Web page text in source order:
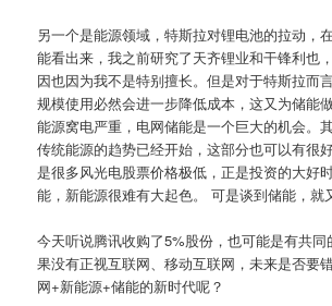
另一个是能源领域，特斯拉对锂电池的拉动，
能看出来，我之前研究了天齐锂业和干锋利也
因也因为我不是特别擅长。但是对于特斯拉而
规模使用必然会进一步降低成本，这又为储能
能源窝电严重，电网储能是一个巨大的机会。
传统能源的趋势已经开始，这部分也可以有很
是很多风光电股票价格极低，正是投资的大好
能，新能源很难有大起色。 可是谈到储能，就
今天听说腾讯收购了5%股份，也可能是有共同
果没有正视互联网、移动互联网，未来是否要
网+新能源+储能的新时代呢？